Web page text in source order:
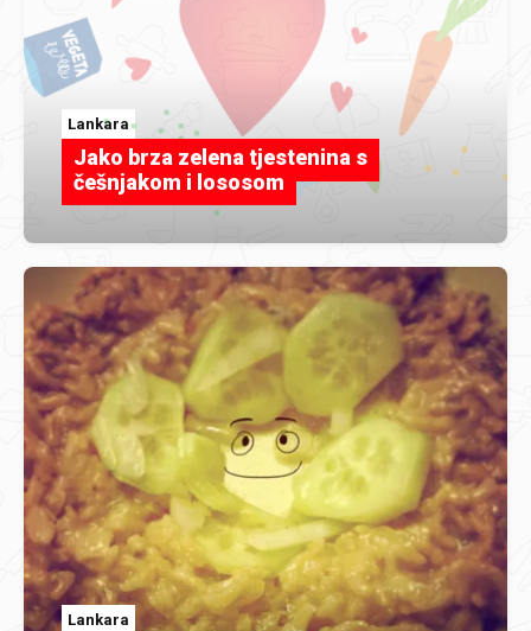
Lankara
Jako brza zelena tjestenina s
češnjakom i lososom
Lankara